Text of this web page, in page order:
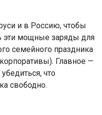
и в Россию, чтобы
эти мощные заряды для
семейного праздника
Главное —
что
свободно.